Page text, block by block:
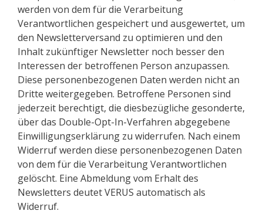
werden von dem für die Verarbeitung
Verantwortlichen gespeichert und ausgewertet, um
den Newsletterversand zu optimieren und den
Inhalt zukünftiger Newsletter noch besser den
Interessen der betroffenen Person anzupassen.
Diese personenbezogenen Daten werden nicht an
Dritte weitergegeben. Betroffene Personen sind
jederzeit berechtigt, die diesbezügliche gesonderte,
über das Double-Opt-In-Verfahren abgegebene
Einwilligungserklärung zu widerrufen. Nach einem
Widerruf werden diese personenbezogenen Daten
von dem für die Verarbeitung Verantwortlichen
gelöscht. Eine Abmeldung vom Erhalt des
Newsletters deutet VERUS automatisch als
Widerruf.